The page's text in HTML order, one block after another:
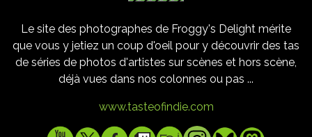
Le site des photographes de Froggy's Delight mérite
que vous y jetiez un coup d'oeil pour y découvrir des tas
de séries de photos d'artistes sur scènes et hors scène,
déjà vues dans nos colonnes ou pas ...
www.tasteofindie.com